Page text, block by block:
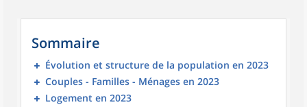
Sommaire
Évolution et structure de la population en 2023
Couples - Familles - Ménages en 2023
Logement en 2023